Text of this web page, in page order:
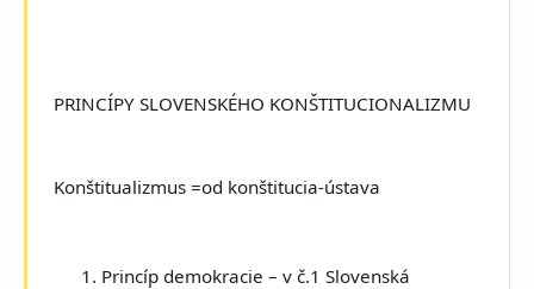
PRINCÍPY SLOVENSKÉHO KONŠTITUCIONALIZMU
Konštitualizmus =od konštitucia-ústava
Princíp demokracie – v č.1 Slovenská